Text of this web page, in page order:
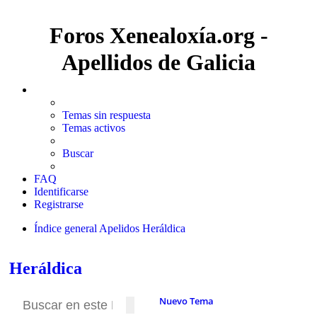
Foros Xenealoxía.org -
Apellidos de Galicia
Temas sin respuesta
Temas activos
Buscar
FAQ
Identificarse
Registrarse
Índice general Apelidos Heráldica
Heráldica
Nuevo Tema
Buscar
Búsqueda avanzada